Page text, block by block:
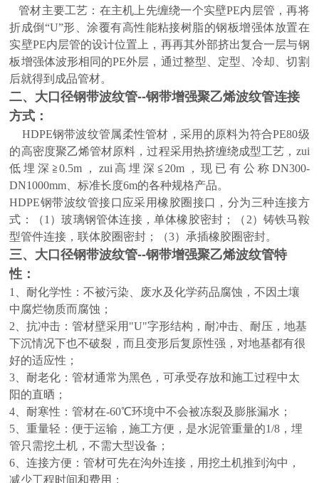
管材主要工艺：在主机上先缠绕一个实壁PE内层管，再将
折成倒“U”形、涂覆有高性能粘接树脂的钢板增强体放置在
实壁PE内层管的设计位置上，再再其外部挤出复合一层与钢
板增强体波形相同的PE外层，通过整型、定型、冷却、切割
后就得到成品管材。
二、大口径钢带波纹管--钢带增强聚乙烯波纹管连接
方式：
HDPE钢带波纹管属柔性管材，采用的原料为符合PE80级
的高密度聚乙烯管材原料，过程采用热挤缠绕成型工艺，zui
低埋深≧0.5m，zui 高埋深≦20m，现已有公称DN300-
DN1000mm、标准长度6m的各种规格产品。
HDPE钢带波纹管接口应采用橡胶圈接口，分为三种连接方
式：（1）玻璃钢管体连接，单体橡胶密封；（2）铸铁马鞍
型管件连接，联体胶圈密封；（3）承插橡胶圈密封。
三、大口径钢带波纹管--钢带增强聚乙烯波纹管特
性：
1、耐化学性：不被污染、废水及化学药品腐蚀，不因土壤
中腐烂物质而腐蚀；
2、抗冲击：管材壁采用"U"字形结构，耐冲击、耐压，地基
下沉情况下也不破裂，而且变形后复原性强，对地基都有很
好的适应性；
3、耐老化：管材通常为黑色，可承受存放和施工过程中太
阳的直晒；
4、耐寒性：管材在-60℃环境中不会被冻裂及膨胀漏水；
5、重量轻：便于运输，施工方便，是水泥管重量的1/8，埋
管只需挖土机，不需大型设备；
6、连接方便：管材可先在沟外连接，用挖土机推到沟中，
减少工程时间和费用；